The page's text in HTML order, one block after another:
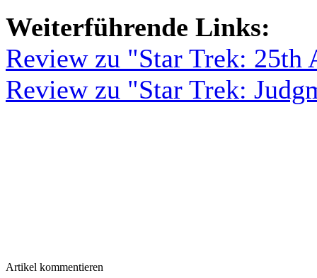
Weiterführende Links:
Review zu "Star Trek: 25th
Review zu "Star Trek:
Artikel kommentieren